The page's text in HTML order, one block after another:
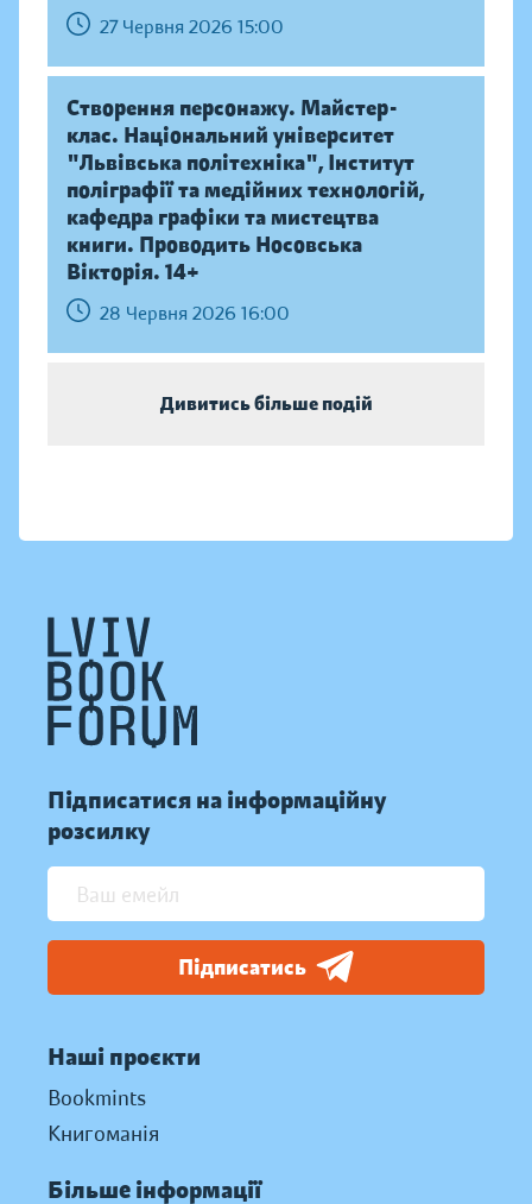
27 Червня 2026 15:00
Створення персонажу. Майстер-
клас. Національний університет
"Львівська політехніка", Інститут
поліграфії та медійних технологій,
кафедра графіки та мистецтва
книги. Проводить Носовська
Вікторія. 14+
28 Червня 2026 16:00
Дивитись більше подій
Підписатися на інформаційну
розсилку
Підписатись
Наші проєкти
Bookmints
Книгоманія
Більше інформації